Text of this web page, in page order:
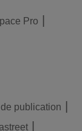
Pro
publication